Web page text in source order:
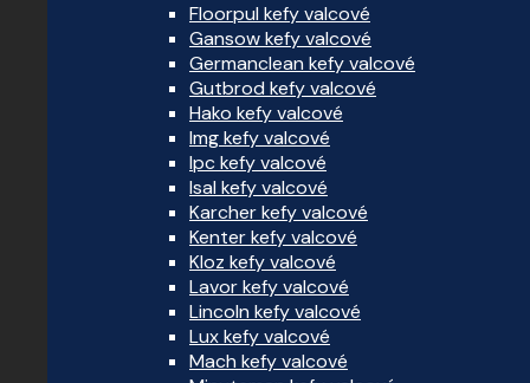
Floorpul kefy valcové
Gansow kefy valcové
Germanclean kefy valcové
Gutbrod kefy valcové
Hako kefy valcové
Img kefy valcové
Ipc kefy valcové
Isal kefy valcové
Karcher kefy valcové
Kenter kefy valcové
Kloz kefy valcové
Lavor kefy valcové
Lincoln kefy valcové
Lux kefy valcové
Mach kefy valcové